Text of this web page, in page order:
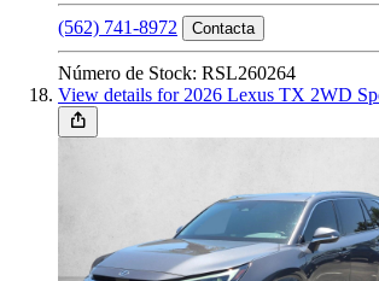
(562) 741-8972 Contacta
Número de Stock: RSL260264
View details for 2026 Lexus TX 2WD